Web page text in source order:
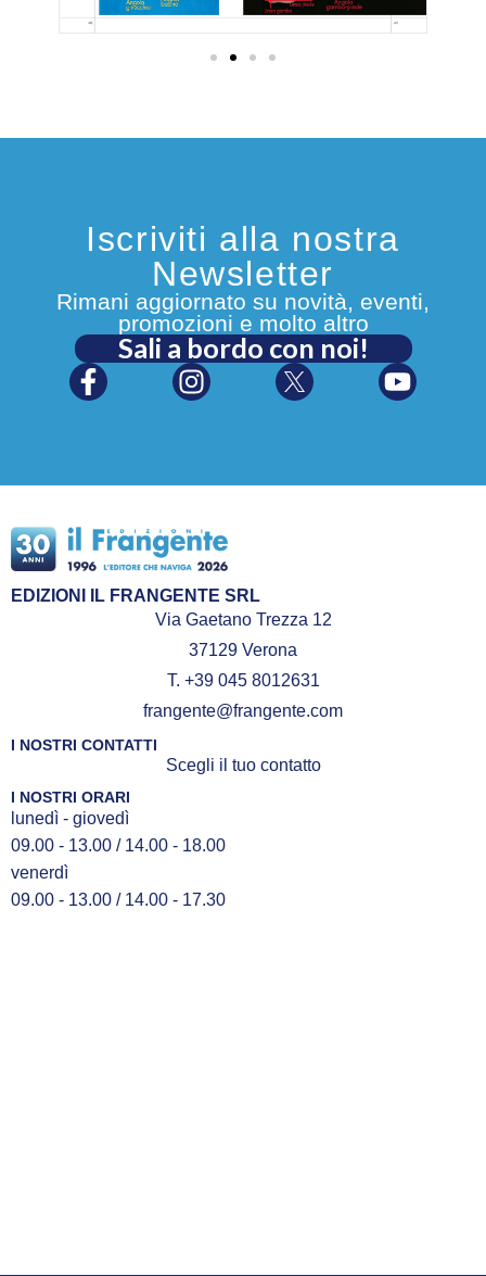
Iscriviti alla nostra
Newsletter
Rimani aggiornato su novità, eventi,
promozioni e molto altro
Sali a bordo con noi!
EDIZIONI IL FRANGENTE SRL
Via Gaetano Trezza 12
37129 Verona
T. +39 045 8012631
frangente@frangente.com
I NOSTRI CONTATTI
Scegli il tuo contatto
I NOSTRI ORARI
lunedì - giovedì
09.00 - 13.00 / 14.00 - 18.00
venerdì
09.00 - 13.00 / 14.00 - 17.30